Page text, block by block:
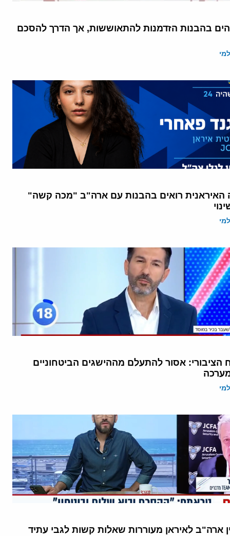
בהבנות הזדמנות להתאוששות, אך הדרך להסכם
האיראנית רואים בהבנות עם ארה"ב "מכה קשה"
הציבורי: אסור להתעלם מההישגים הביטחוניים
ארה"ב לאיראן מעוררות שאלות קשות לגבי עתיד